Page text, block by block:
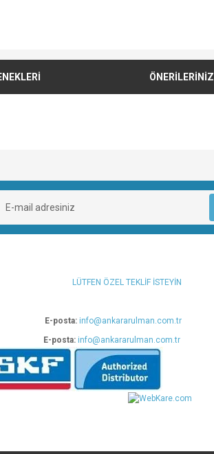
ÖNERİLERİNİZ
LÜTFEN ÖZEL TEKLİF İSTEYİN
21 05 E-posta: info@ankararulman.com.tr
27 E-posta: info@ankararulman.com.tr